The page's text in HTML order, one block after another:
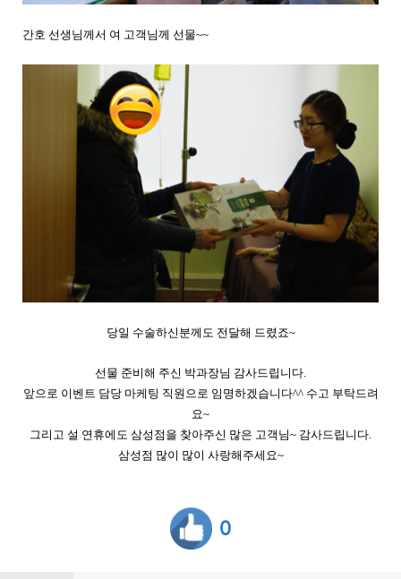
간호 선생님께서 여 고객님께 선물~~
당일 수술하신분께도 전달해 드렸죠~
선물 준비해 주신 박과장님 감사드립니다.
앞으로 이벤트 담당 마케팅 직원으로 임명하겠습니다^^ 수고 부탁드려
요~
그리고 설 연휴에도 삼성점을 찾아주신 많은 고객님~ 감사드립니다.
삼성점 많이 많이 사랑해주세요~
0